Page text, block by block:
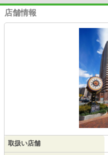
店舗情報
取扱い店舗